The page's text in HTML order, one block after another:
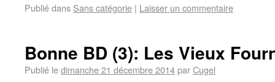
Publié dans Sans catégorie | Laisser un commentaire
Bonne BD (3): Les Vieux
Publié ledimanche 21 décembre 2014parCugel